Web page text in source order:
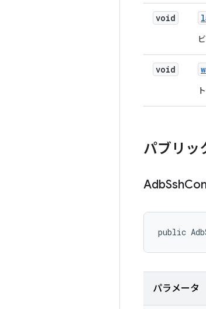
void
void
パブリッ
AdbSsh
public
パラメータ